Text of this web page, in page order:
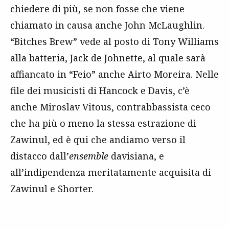
chiedere di più, se non fosse che viene
chiamato in causa anche John McLaughlin.
“Bitches Brew” vede al posto di Tony Williams
alla batteria, Jack de Johnette, al quale sarà
affiancato in “Feio” anche Airto Moreira. Nelle
file dei musicisti di Hancock e Davis, c’è
anche Miroslav Vitous, contrabbassista ceco
che ha più o meno la stessa estrazione di
Zawinul, ed è qui che andiamo verso il
distacco dall’ensemble davisiana, e
all’indipendenza meritatamente acquisita di
Zawinul e Shorter.